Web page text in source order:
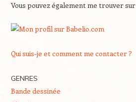
Vous pouvez également me trouver sur
Qui suis-je et comment me contacter ?
GENRES
Bande dessinée